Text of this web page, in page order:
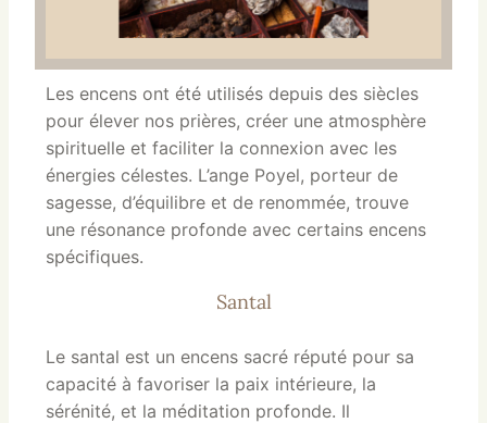
Les encens ont été utilisés depuis des siècles
pour élever nos prières, créer une atmosphère
spirituelle et faciliter la connexion avec les
énergies célestes. L’ange Poyel, porteur de
sagesse, d’équilibre et de renommée, trouve
une résonance profonde avec certains encens
spécifiques.
Santal
Le santal est un encens sacré réputé pour sa
capacité à favoriser la paix intérieure, la
sérénité, et la méditation profonde. Il